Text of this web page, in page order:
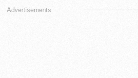
Advertisements